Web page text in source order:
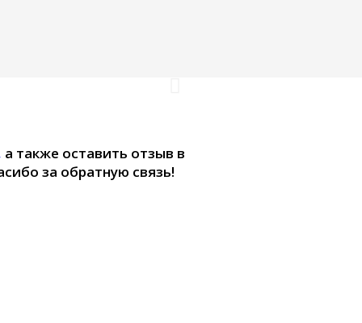
а также оставить отзыв в
за обратную связь!